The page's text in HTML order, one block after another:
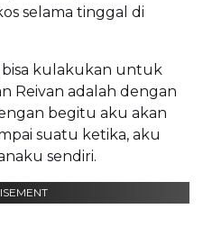
selama tinggal di
bisa kulakukan untuk
Reivan adalah dengan
begitu aku akan
suatu ketika, aku
sendiri.